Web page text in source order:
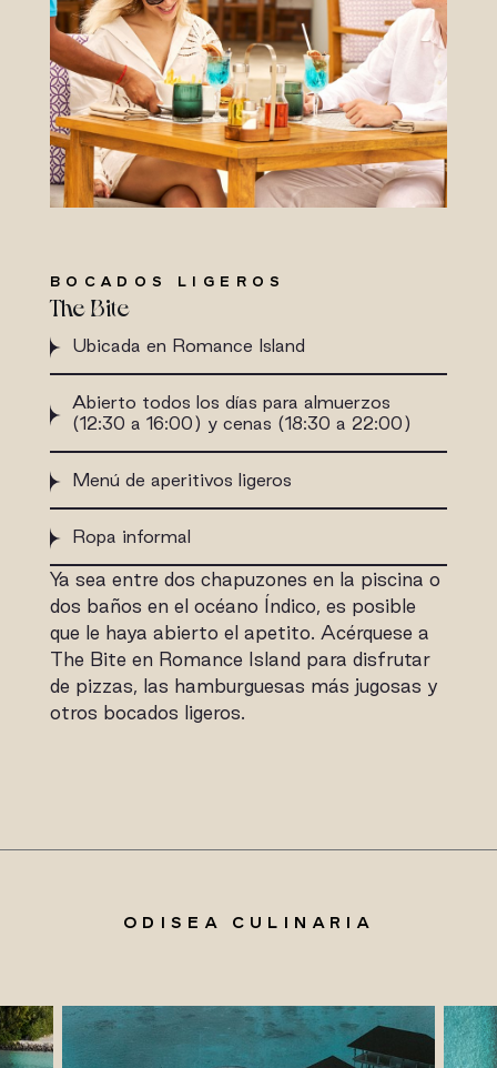
BOCADOS LIGEROS
The Bite
Ubicada en Romance Island
Abierto todos los días para almuerzos
(12:30 a 16:00) y cenas (18:30 a 22:00)
Menú de aperitivos ligeros
Ropa informal
Ya sea entre dos chapuzones en la piscina o
dos baños en el océano Índico, es posible
que le haya abierto el apetito. Acérquese a
The Bite en Romance Island para disfrutar
de pizzas, las hamburguesas más jugosas y
otros bocados ligeros.
ODISEA CULINARIA